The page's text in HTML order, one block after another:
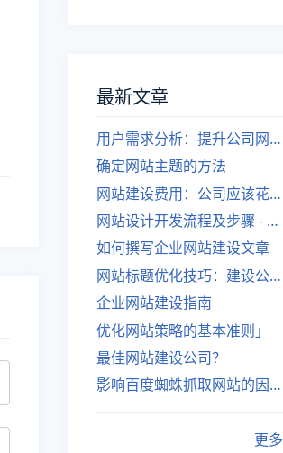
最新文章
用户需求分析：提升公司网站建设效果
确定网站主题的方法
网站建设费用：公司应该花费多少？
网站设计开发流程及步骤 - 优化后的标题
如何撰写企业网站建设文章
网站标题优化技巧：建设公司的专业指导
企业网站建设指南
优化网站策略的基本准则」
最佳网站建设公司？
影响百度蜘蛛抓取网站的因素有哪些？
更多